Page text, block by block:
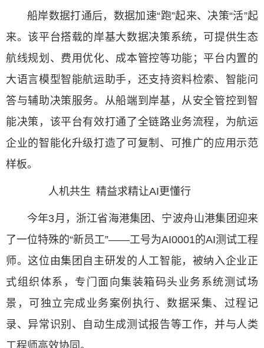
船岸数据打通后，数据加速“跑”起来、决策“活”起
来。该平台搭载的岸基大数据决策系统，可提供生态
航线规划、费用优化、成本管控等功能；平台内置的
大语言模型智能航运助手，还支持资料检索、智能问
答与辅助决策服务。从船端到岸基，从安全管控到智
能决策，该平台有效打通了全链路业务流程，为航运
企业的智能化升级打造了可复制、可推广的应用示范
样板。
人机共生 精益求精让AI更懂行
今年3月，浙江省海港集团、宁波舟山港集团迎来
了一位特殊的“新员工”——工号为AI0001的AI测试工程
师。这位由集团自主研发的人工智能，被纳入企业正
式组织体系，专门面向集装箱码头业务系统测试场
景，可独立完成业务案例执行、数据采集、过程记
录、异常识别、自动生成测试报告等工作，并与人类
工程师高效协同。